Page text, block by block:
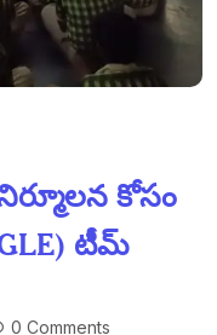
నిర్మూలన కోసం
టీమ్
0 Comments